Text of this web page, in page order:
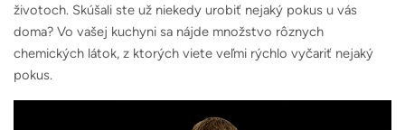
životoch. Skúšali ste už niekedy urobiť nejaký pokus u vás
doma? Vo vašej kuchyni sa nájde množstvo rôznych
chemických látok, z ktorých viete veľmi rýchlo vyčariť nejaký
pokus.